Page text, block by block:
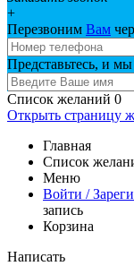
+
Перезвоним Вам
Представьтесь, и
Список желаний 0
Открыть страницу
Главная
Список
Меню
Войти /
запись
Корзина
Написать